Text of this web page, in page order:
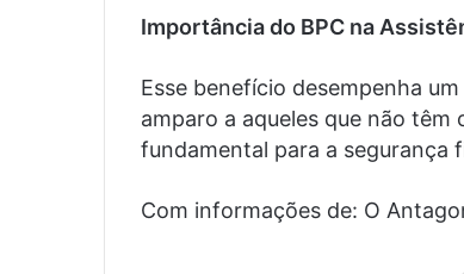
Importância do BPC na
Esse benefício desempenha
amparo a aqueles que não
fundamental para a segurança
Com informações de: O